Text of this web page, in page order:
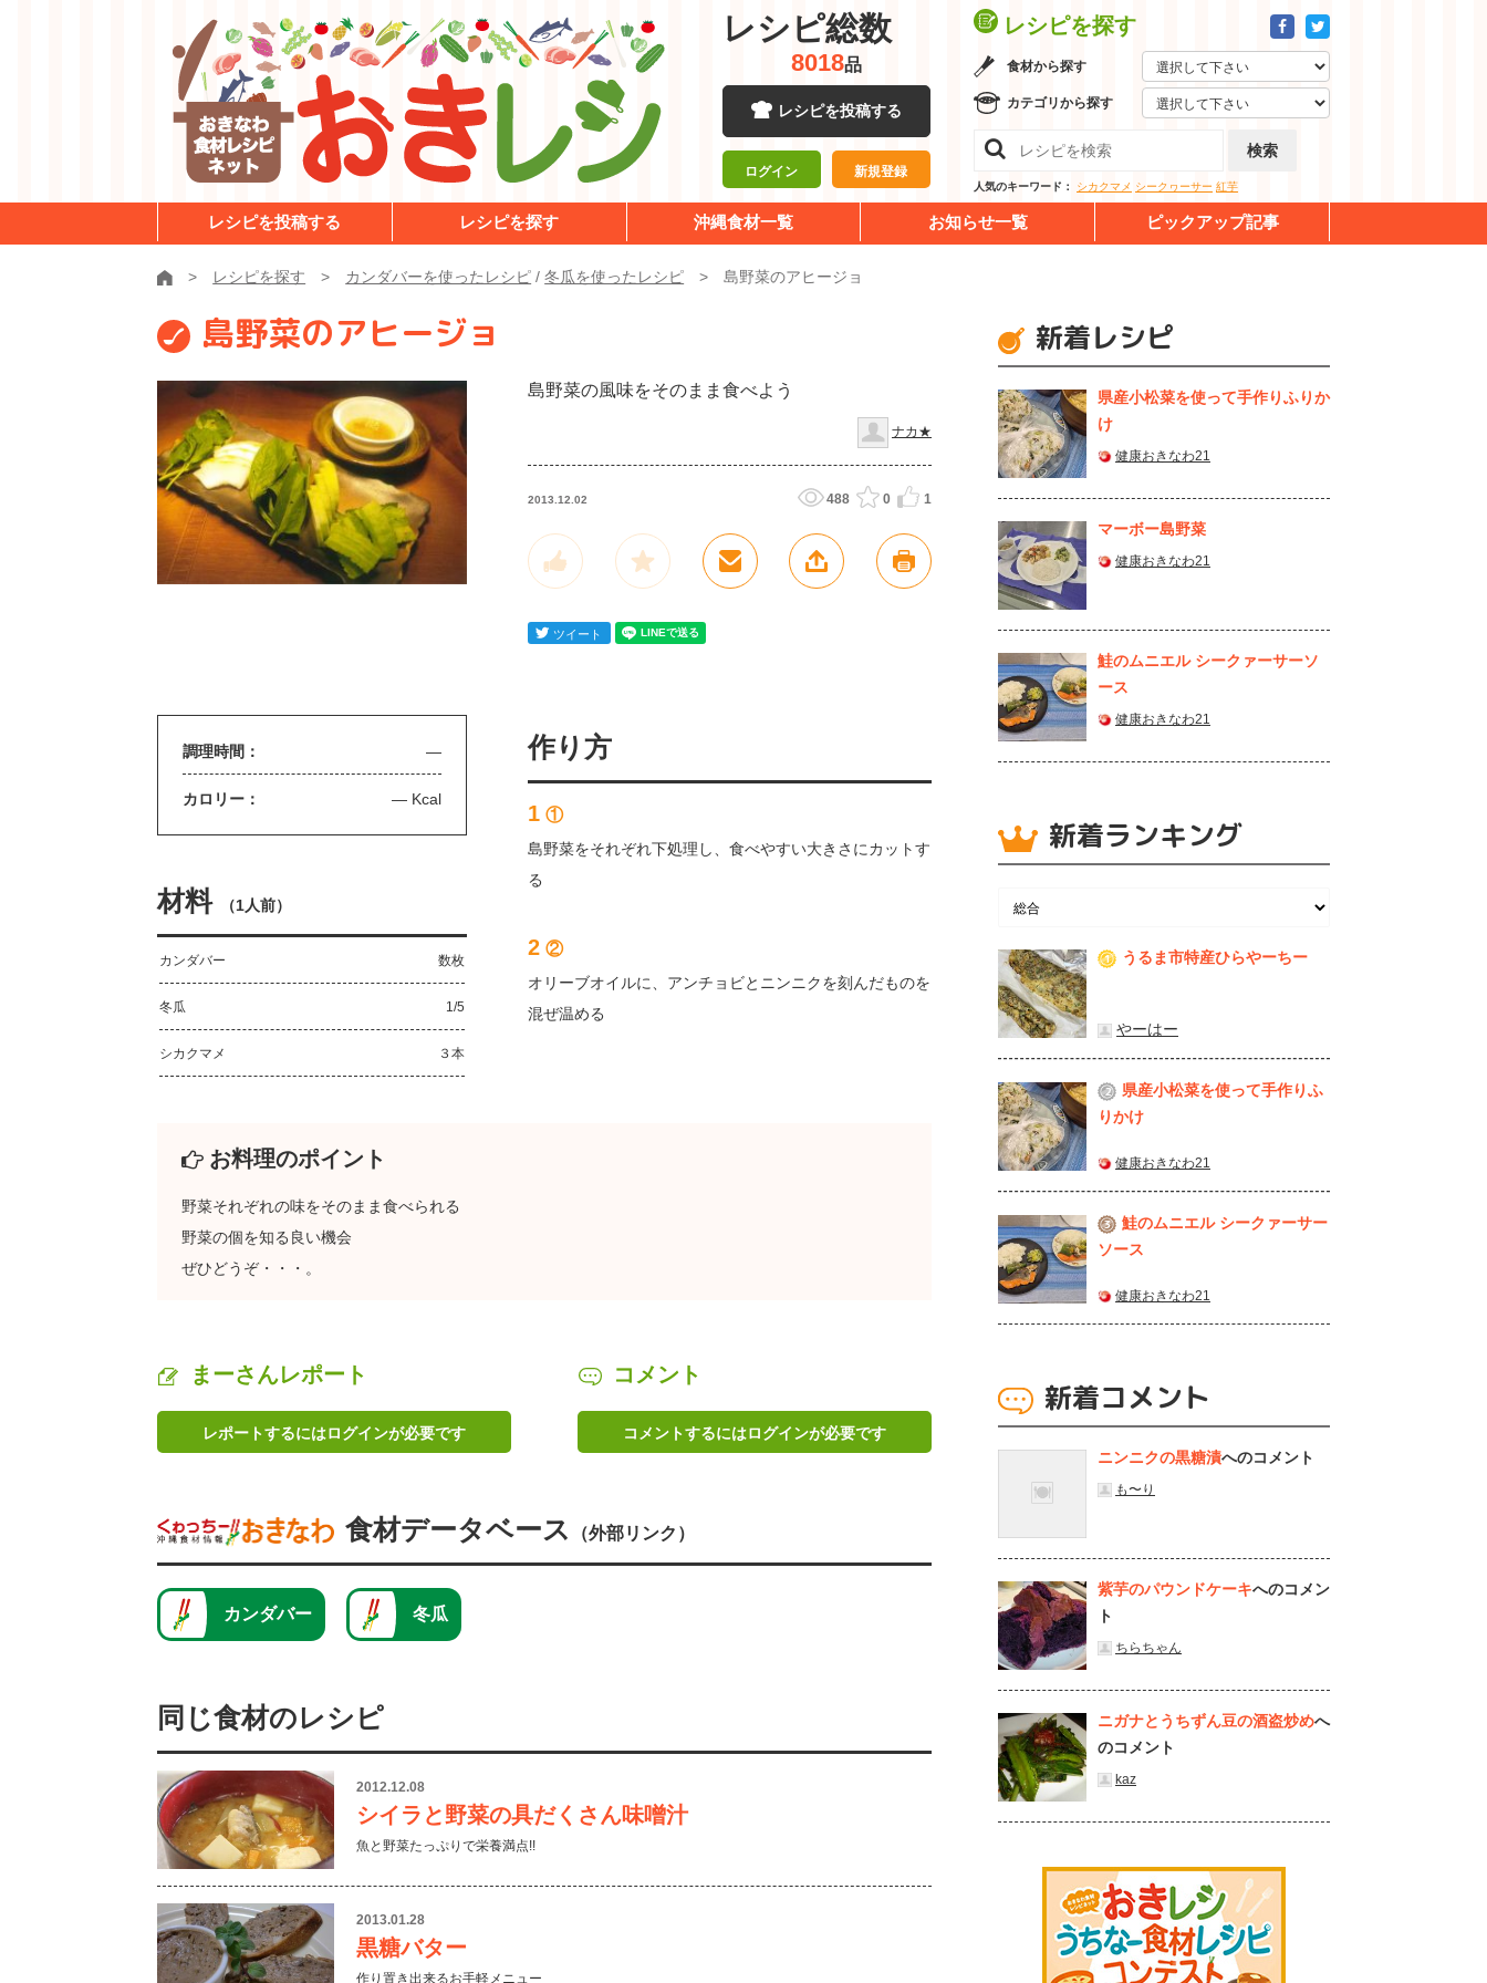
レシピ総数
8018品
レシピを投稿する
ログイン 新規登録
レシピを探す
食材から探す
カテゴリから探す
検索
人気のキーワード： シカクマメ シークヮーサー 紅芋
レシピを投稿する レシピを探す 沖縄食材一覧 お知らせ一覧 ピックアップ記事
レシピを探す カンダバーを使ったレシピ /冬瓜を使ったレシピ 島野菜のアヒージョ
島野菜のアヒージョ
島野菜の風味をそのまま食べよう
ナカ★
2013.12.02 488 0 1
調理時間： —
カロリー： — Kcal
材料 （1人前）
カンダバー 数枚
冬瓜 1/5
シカクマメ ３本
作り方
1 ①
島野菜をそれぞれ下処理し、食べやすい大きさにカットす
る
2 ②
オリーブオイルに、アンチョビとニンニクを刻んだものを
混ぜ温める
お料理のポイント
野菜それぞれの味をそのまま食べられる
野菜の個を知る良い機会
ぜひどうぞ・・・。
まーさんレポート
レポートするにはログインが必要です
コメント
コメントするにはログインが必要です
食材データベース （外部リンク）
カンダバー 冬瓜
同じ食材のレシピ
2012.12.08
シイラと野菜の具だくさん味噌汁
魚と野菜たっぷりで栄養満点!!
2013.01.28
黒糖バター
作り置き出来るお手軽メニュー
新着レシピ
県産⼩松菜を使って⼿作りふりか
け
健康おきなわ21
マーボー島野菜
健康おきなわ21
鮭のムニエル シークァーサーソ
ース
健康おきなわ21
新着ランキング
1 うるま市特産ひらやーちー
やーはー
2
県産⼩松菜を使って⼿作りふ
りかけ
健康おきなわ21
3
鮭のムニエル シークァーサー
ソース
健康おきなわ21
新着コメント
ニンニクの黒糖漬へのコメント
も〜り
紫芋のパウンドケーキへのコメン
ト
ちらちゃん
ニガナとうちずん豆の酒盗炒めへ
のコメント
kaz